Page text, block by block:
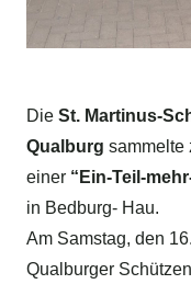
Die St. Martinus-
Qualburg
einer “Ein-Teil-
in Bedburg- Hau.
Am Samstag, den
Qualburger